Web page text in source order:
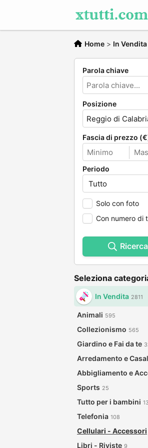
Home > In Vendita
Parola chiave
Posizione
Fascia di prezzo
Periodo
Solo con foto
Con numero di
Ricerca
Seleziona
In Vendita 2811
Animali 595
Collezionismo 565
Giardino e Fai da te
Arredamento e
Abbigliamento e
Sports 25
Tutto per i bambini 13
Telefonia 108
Cellulari - Accessori
Libri - Riviste 9